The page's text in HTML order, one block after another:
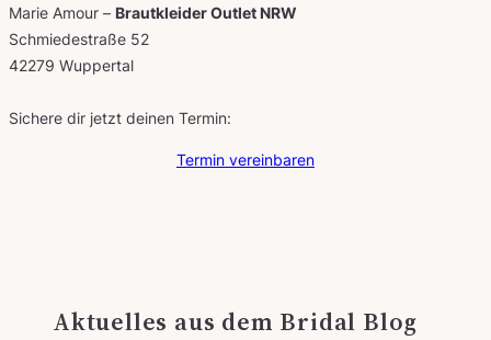
Marie Amour – Brautkleider Outlet NRW
Schmiedestraße 52
42279 Wuppertal
Sichere dir jetzt deinen Termin:
Termin vereinbaren
Aktuelles aus dem Bridal Blog